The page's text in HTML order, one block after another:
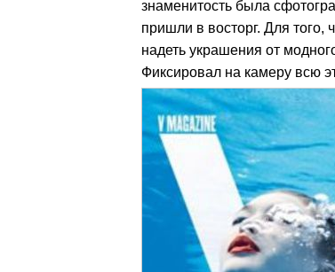
знаменитость была
пришли в восторг. Для
надеть украшения от
Фиксировал на камеру всю